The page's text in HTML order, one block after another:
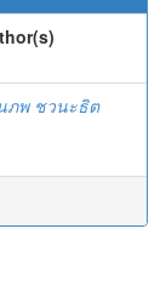
ภพ ชวนะธิต